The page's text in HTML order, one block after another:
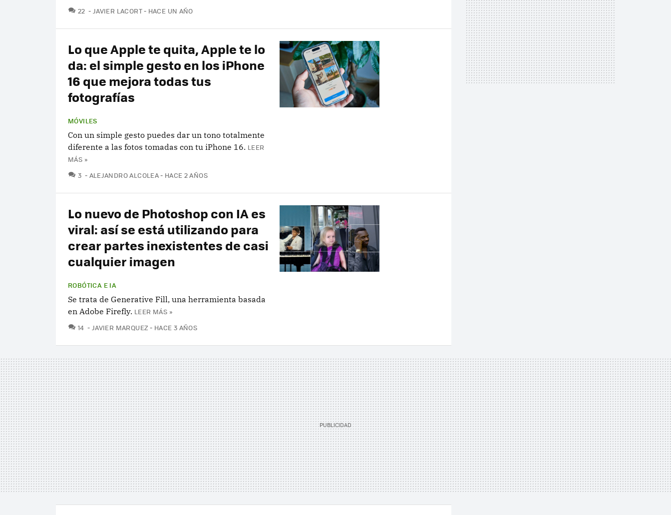
22 COMENTARIOS
JAVIER LACORT HACE UN AÑO
Lo que Apple te quita, Apple te lo
da: el simple gesto en los iPhone
16 que mejora todas tus
fotografías
MÓVILES
Con un simple gesto puedes dar un tono totalmente
diferente a las fotos tomadas con tu iPhone 16. LEER
MÁS »
3 COMENTARIOS
ALEJANDRO ALCOLEA HACE 2 AÑOS
Lo nuevo de Photoshop con IA es
viral: así se está utilizando para
crear partes inexistentes de casi
cualquier imagen
ROBÓTICA E IA
Se trata de Generative Fill, una herramienta basada
en Adobe Firefly. LEER MÁS »
14 COMENTARIOS
JAVIER MARQUEZ HACE 3 AÑOS